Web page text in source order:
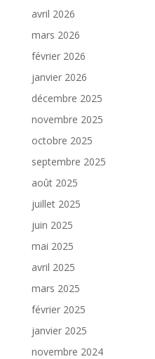
avril 2026
mars 2026
février 2026
janvier 2026
décembre 2025
novembre 2025
octobre 2025
septembre 2025
août 2025
juillet 2025
juin 2025
mai 2025
avril 2025
mars 2025
février 2025
janvier 2025
novembre 2024